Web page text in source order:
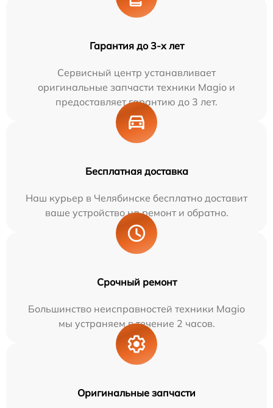
Гарантия до 3-х лет
Сервисный центр устанавливает
оригинальные запчасти техники Magio и
предоставляет гарантию до 3 лет.
Бесплатная доставка
Наш курьер в Челябинске бесплатно доставит
ваше устройство на ремонт и обратно.
Срочный ремонт
Большинство неисправностей техники Magio
мы устраняем в течение 2 часов.
Оригинальные запчасти